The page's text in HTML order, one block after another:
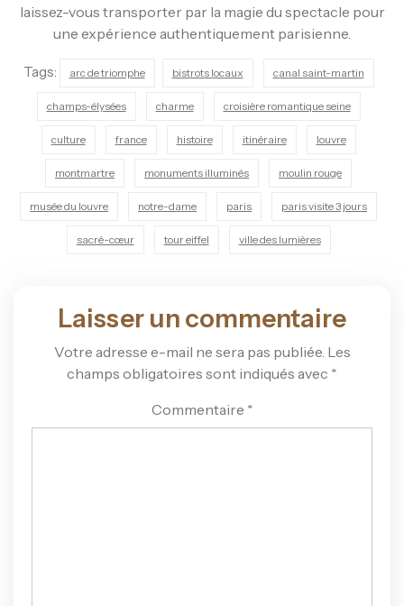
laissez-vous transporter par la magie du spectacle pour
une expérience authentiquement parisienne.
Tags: arc de triomphe bistrots locaux canal saint-martin
champs-élysées charme croisière romantique seine
culture france histoire itinéraire louvre
montmartre monuments illuminés moulin rouge
musée du louvre notre-dame paris paris visite 3 jours
sacré-cœur tour eiffel ville des lumières
Laisser un commentaire
Votre adresse e-mail ne sera pas publiée. Les
champs obligatoires sont indiqués avec *
Commentaire *